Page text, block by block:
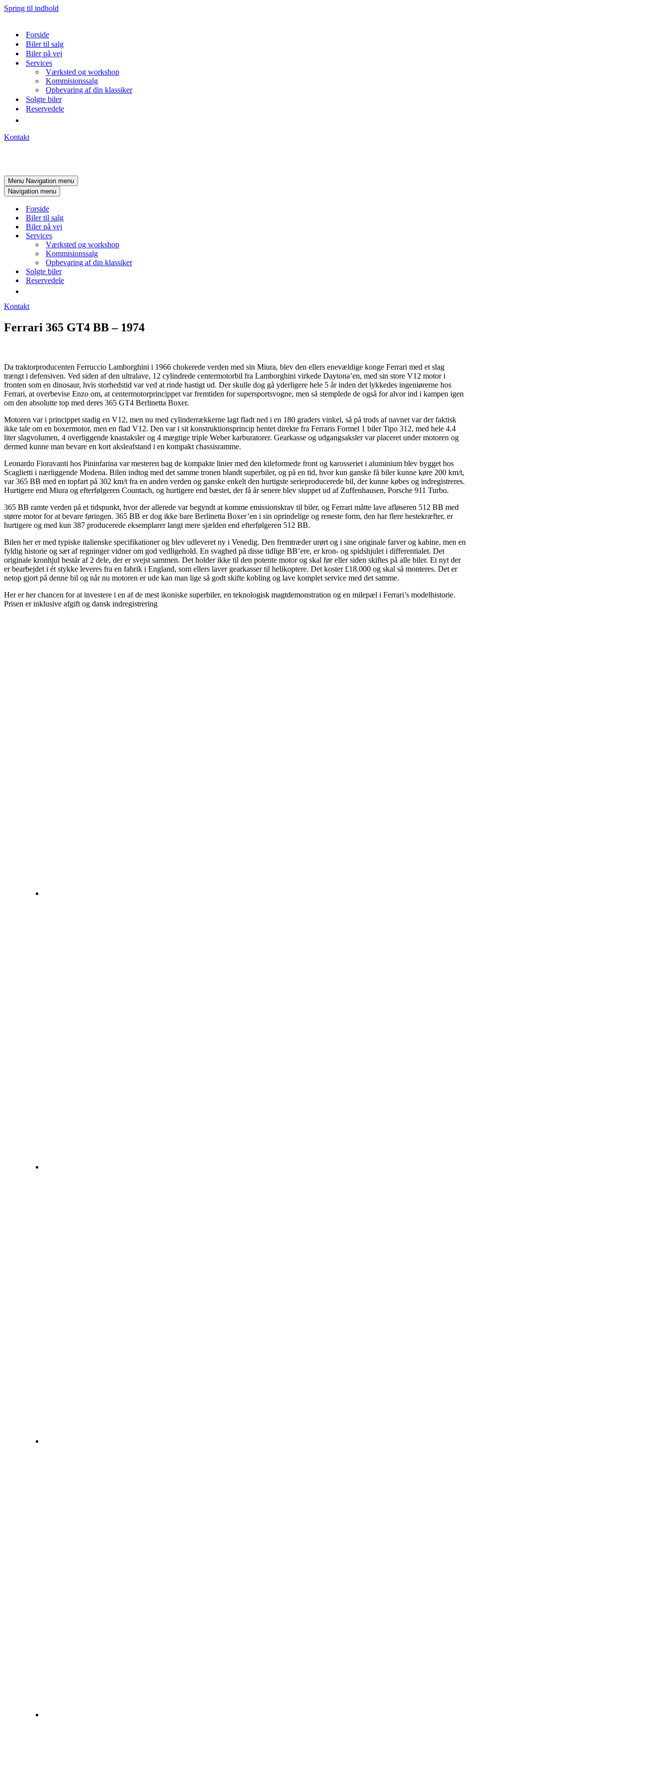
Spring til indhold
Forside
Biler til salg
Biler på vej
Services
Værksted og workshop
Kommisionssalg
Opbevaring af din klassiker
Solgte biler
Reservedele
Kontakt
Menu Navigation menu
Navigation menu
Forside
Biler til salg
Biler på vej
Services
Værksted og workshop
Kommisionssalg
Opbevaring af din klassiker
Solgte biler
Reservedele
Kontakt
Ferrari 365 GT4 BB – 1974
Da traktorproducenten Ferruccio Lamborghini i 1966 chokerede verden med sin Miura, blev den ellers enevældige konge Ferrari med et slag
trængt i defensiven. Ved siden af den ultralave, 12 cylindrede centermotorbil fra Lamborghini virkede Daytona’en, med sin store V12 motor i
fronten som en dinosaur, hvis storhedstid var ved at rinde hastigt ud. Der skulle dog gå yderligere hele 5 år inden det lykkedes ingeniørerne hos
Ferrari, at overbevise Enzo om, at centermotorprincippet var fremtiden for supersportsvogne, men så stemplede de også for alvor ind i kampen igen
om den absolutte top med deres 365 GT4 Berlinetta Boxer.
Motoren var i princippet stadig en V12, men nu med cylinderrækkerne lagt fladt ned i en 180 graders vinkel, så på trods af navnet var der faktisk
ikke tale om en boxermotor, men en flad V12. Den var i sit konstruktionsprincip hentet direkte fra Ferraris Formel 1 biler Tipo 312, med hele 4.4
liter slagvolumen, 4 overliggende knastaksler og 4 mægtige triple Weber karburatorer. Gearkasse og udgangsaksler var placeret under motoren og
dermed kunne man bevare en kort aksleafstand i en kompakt chassisramme.
Leonardo Fioravanti hos Pininfarina var mesteren bag de kompakte linier med den kileformede front og karosseriet i aluminium blev bygget hos
Scaglietti i nærliggende Modena. Bilen indtog med det samme tronen blandt superbiler, og på en tid, hvor kun ganske få biler kunne køre 200 km/t,
var 365 BB med en topfart på 302 km/t fra en anden verden og ganske enkelt den hurtigste serieproducerede bil, der kunne købes og indregistreres.
Hurtigere end Miura og efterfølgeren Countach, og hurtigere end bæstet, der få år senere blev sluppet ud af Zuffenhausen, Porsche 911 Turbo.
365 BB ramte verden på et tidspunkt, hvor der allerede var begyndt at komme emissionskrav til biler, og Ferrari måtte lave afløseren 512 BB med
større motor for at bevare føringen. 365 BB er dog ikke bare Berlinetta Boxer’en i sin oprindelige og reneste form, den har flere hestekræfter, er
hurtigere og med kun 387 producerede eksemplarer langt mere sjælden end efterfølgeren 512 BB.
Bilen her er med typiske italienske specifikationer og blev udleveret ny i Venedig. Den fremtræder urørt og i sine originale farver og kabine, men en
fyldig historie og sæt af regninger vidner om god vedligehold. En svaghed på disse tidlige BB’ere, er kron- og spidshjulet i differentialet. Det
originale kronhjul består af 2 dele, der er svejst sammen. Det holder ikke til den potente motor og skal før eller siden skiftes på alle biler. Et nyt der
er bearbejdet i ét stykke leveres fra en fabrik i England, som ellers laver gearkasser til helikoptere. Det koster £18.000 og skal så monteres. Det er
netop gjort på denne bil og når nu motoren er ude kan man lige så godt skifte kobling og lave komplet service med det samme.
Her er her chancen for at investere i en af de mest ikoniske superbiler, en teknologisk magtdemonstration og en milepæl i Ferrari’s modelhistorie.
Prisen er inklusive afgift og dansk indregistrering